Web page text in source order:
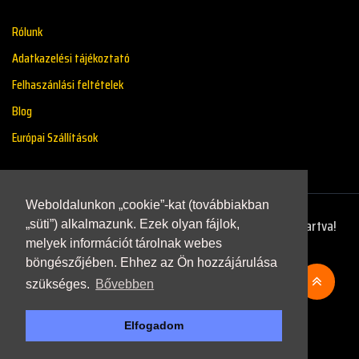
Weboldalunkon „cookie”-kat (továbbiakban
„süti”) alkalmazunk. Ezek olyan fájlok,
melyek információt tárolnak webes
böngészőjében. Ehhez az Ön hozzájárulása
szükséges. Bővebben
Elfogadom
Rólunk
Adatkazelési tájékoztató
Felhaszánlási feltételek
Blog
Európai Szállítások
Copyright © 2021 - Renaultstore.hu - Minden Jog Fenntartva!